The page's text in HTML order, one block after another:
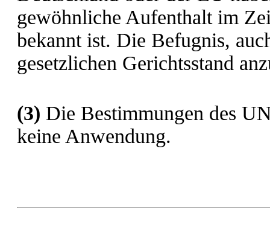
gewöhnliche Aufenthalt im
bekannt ist. Die Befugnis,
gesetzlichen Gerichtsstand
(3) Die Bestimmungen des
keine Anwendung.